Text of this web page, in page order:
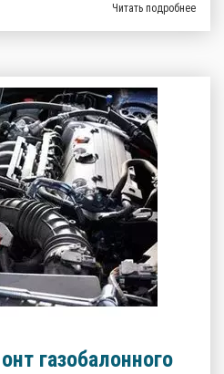
Такі дані надані Головним
Внутрішніх справ України.
Читать подробнее
газобалонного